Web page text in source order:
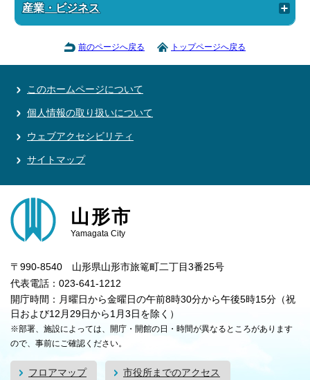
産業・ビジネス
前のページへ戻る トップページへ戻る
このホームページについて
個人情報の取り扱いについて
ウェブアクセシビリティ
サイトマップ
山形市
Yamagata City
〒990-8540 山形県山形市旅篭町二丁目3番25号
代表電話：023-641-1212
開庁時間：月曜日から金曜日の午前8時30分から午後5時15分（祝
日および12月29日から1月3日を除く）
※部署、施設によっては、開庁・開館の日・時間が異なるところがあります
ので、事前にご確認ください。
フロアマップ 市役所までのアクセス